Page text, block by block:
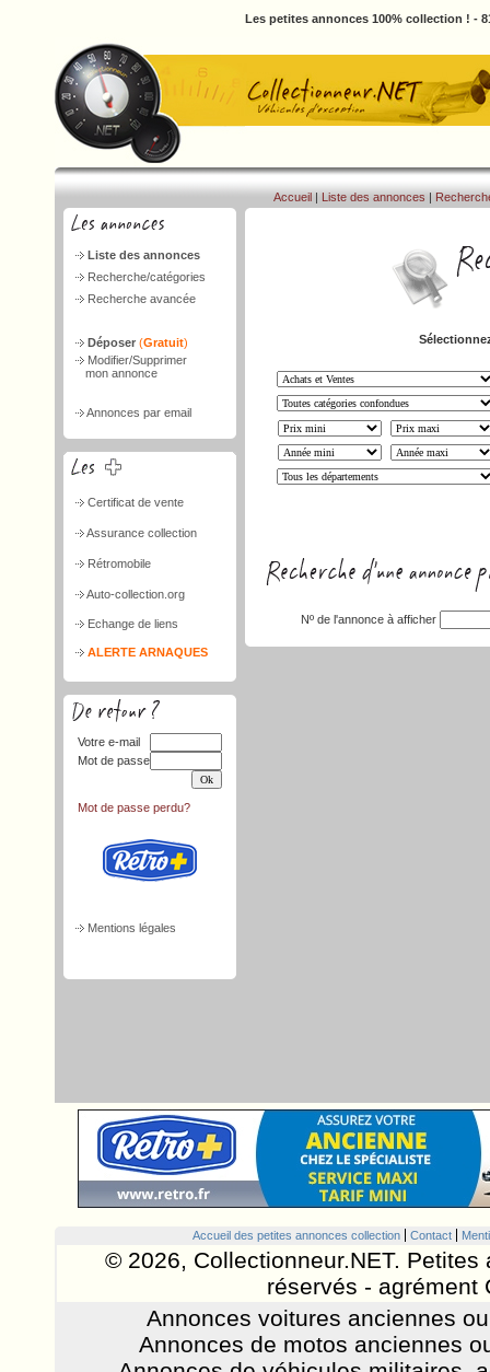
Les petites annonces 100% collection ! -
Liste des annonces
Recherche/catégories
Recherche avancée
Déposer (Gratuit)
Modifier/Supprimer
mon annonce
Annonces par email
Certificat de vente
Assurance collection
Rétromobile
Auto-collection.org
Echange de liens
ALERTE ARNAQUES
Votre e-mail
Mot de passe
Mot de passe perdu?
Mentions légales
Accueil | Liste des annonces |
Nº de l'annonce à afficher
Accueil des petites annonces collection Contact
© 2026, Collectionneur.NET.
réservés - agrément
Annonces voitures anciennes
Annonces de motos anciennes